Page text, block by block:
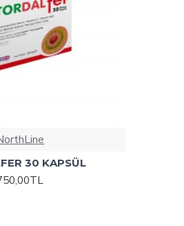
30 KAPSÜL